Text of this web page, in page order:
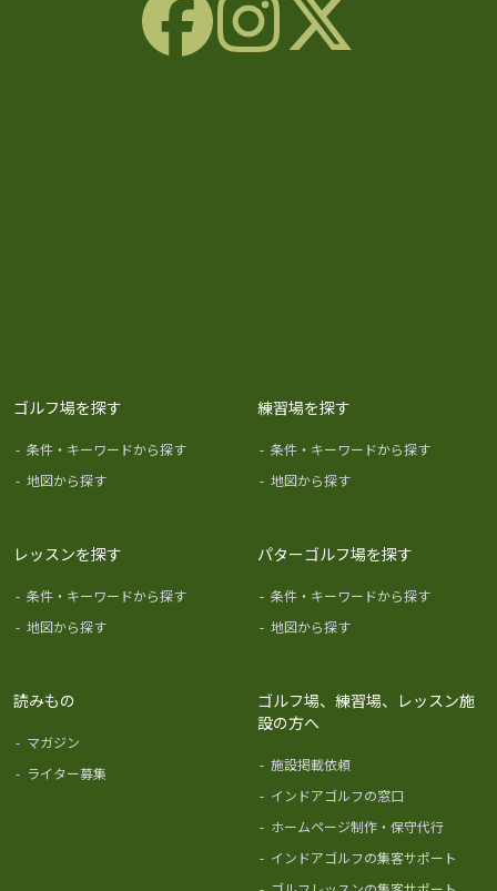
ゴルフ場を探す
- 条件・キーワードから探す
- 地図から探す
練習場を探す
- 条件・キーワードから探す
- 地図から探す
レッスンを探す
- 条件・キーワードから探す
- 地図から探す
パターゴルフ場を探す
- 条件・キーワードから探す
- 地図から探す
読みもの
- マガジン
- ライター募集
ゴルフ場、練習場、レッスン施
設の方へ
- 施設掲載依頼
- インドアゴルフの窓口
- ホームページ制作・保守代行
- インドアゴルフの集客サポート